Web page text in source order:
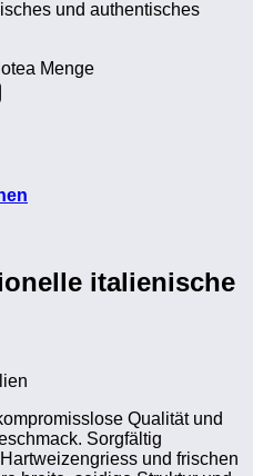
und authentisches
Menge
italienische
Qualität und
Sorgfältig
und frischen